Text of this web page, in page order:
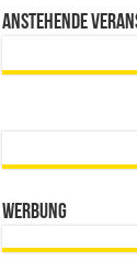
Anstehende
Werbung